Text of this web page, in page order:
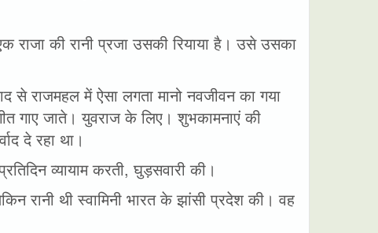
राजा की रानी प्रजा उसकी रियाया है। उसे उसका
से राजमहल में ऐसा लगता मानो नवजीवन का गया
गाए जाते। युवराज के लिए। शुभकामनाएं की
दे रहा था।
व्यायाम करती, घुड़सवारी की।
रानी थी स्वामिनी भारत के झांसी प्रदेश की। वह